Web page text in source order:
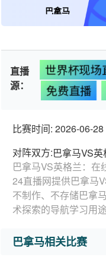
巴拿马
直播
源：
世界杯现场
免费直播
比赛时间: 2026-06-
对阵双方:巴拿马VS英
巴拿马VS英格兰：在
24直播网提供巴拿马
不制作、不存储巴拿
术探索的导航学习用途
巴拿马相关比赛